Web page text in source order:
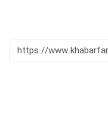
https://